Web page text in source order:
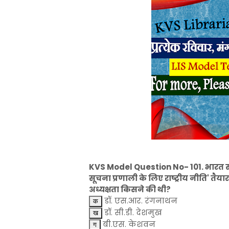
KVS Model Question No- 101.
सूचना प्रणाली के लिए राष्ट्रीय नीति'
अध्यक्षता किसने की थी?
डॉ. एस.आर. रंगनाथन
डॉ. सी.डी. देशमुख
बी.एस. केशवन